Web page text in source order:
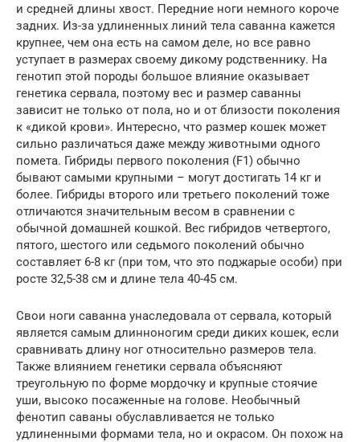
и средней длины хвост. Передние ноги немного короче
задних. Из-за удлиненных линий тела саванна кажется
крупнее, чем она есть на самом деле, но все равно
уступает в размерах своему дикому родственнику. На
генотип этой породы большое влияние оказывает
генетика сервала, поэтому вес и размер саванны
зависит не только от пола, но и от близости поколения
к «дикой крови». Интересно, что размер кошек может
сильно различаться даже между животными одного
помета. Гибриды первого поколения (F1) обычно
бывают самыми крупными – могут достигать 14 кг и
более. Гибриды второго или третьего поколений тоже
отличаются значительным весом в сравнении с
обычной домашней кошкой. Вес гибридов четвертого,
пятого, шестого или седьмого поколений обычно
составляет 6-8 кг (при том, что это поджарые особи) при
росте 32,5-38 см и длине тела 40-45 см.
Свои ноги саванна унаследовала от сервала, который
является самым длинноногим среди диких кошек, если
сравнивать длину ног относительно размеров тела.
Также влиянием генетики сервала объясняют
треугольную по форме мордочку и крупные стоячие
уши, высоко посаженные на голове. Необычный
фенотип саваны обуславливается не только
удлиненными формами тела, но и окрасом. Он похож на